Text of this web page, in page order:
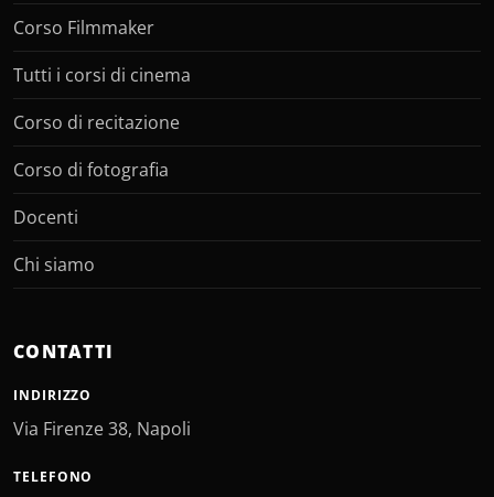
Corso Filmmaker
Tutti i corsi di cinema
Corso di recitazione
Corso di fotografia
Docenti
Chi siamo
CONTATTI
INDIRIZZO
Via Firenze 38, Napoli
TELEFONO